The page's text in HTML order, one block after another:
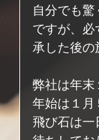
自分でも
ですが、
承した後の
弊社は年末
年始は１月
飛び石は